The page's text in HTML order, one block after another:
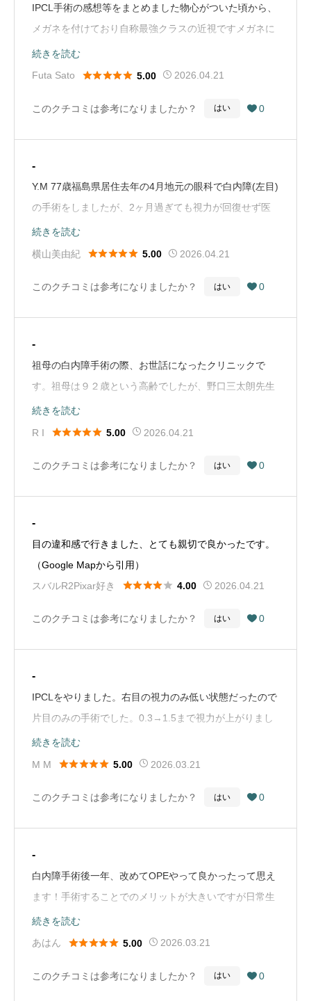
ある「Tecnis PureSee」と比べても、実臨床の結果では
Vivityの方が中間距離の焦点の幅がやや厚く手元の見え方
も若干優位であること、また、既に豊富な症例の蓄積に
より安心かつ確実性が高いことを学びました。さらに、
眼である左目に対して1.0Dのミニモノビジョンの設定を
白内障による視力の低下にストレスを感じていたことが
嘘のようでした。（∞～）5m～40㎝程度まで実用の視力
が出ているように感じています。手元に関しては、40㎝
程度の位置でスマホを見ることは可能ですか、文庫本の
メガネをかけ続けてきたのですからメガネかけることは
「アシストレンズ」によるメガネを検討しているところ
です。また、車の運転に関しては、遠方の見え方に若干
くなる期間を最小限にとどめるための最善の提案をして
生活においては完全に裸眼での生活が可能となったこと
をとても嬉しく感じています。ありがとうございまし
た。（Google Mapから引用）
す。いろいろ、ありがとうございました。（Google
IPCL手術の感想等をまとめました物心がついた頃から、
メガネを付けており自称最強クラスの近視ですメガネに
煩わしさを感じており手術を決断しましたIPCLのレンズ
は受注生産との事なので、急いでいる方は注意が必要で
に丁寧な対応でした手術は片目約10分ほどで、痛みもな
ICLを検討中の方に非常におすすめです！！追記です！
術後の検査で両目1.5も見えるようになっていました！！
（Google Mapから引用）
続きを読む
Futa Sato
 5.00 2026.04.21
このクチコミは参考になりましたか？ はい  0
-
Y.M 77歳福島県居住去年の4月地元の眼科で白内障(左目)
の手術をしましたが、2ヶ月過ぎても視力が回復せず医
師に症状を伝えましたが、目薬で様子を見ましょうと言
われ、そのまま回復せず過ぎ、やっと今年の1月に3軒の
ックに決め保険診療で3月5日に、三太朗先生に手術をし
える事に驚き、感激しました。三太朗先生も満面の笑顔
でに回復しました。三太朗先生には感謝・感謝です。本
当に有り難う御座いました。（Google Mapから引用）
続きを読む
横山美由紀
 5.00 2026.04.21
このクチコミは参考になりましたか？ はい  0
-
祖母の白内障手術の際、お世話になったクリニックで
す。祖母は９２歳という高齢でしたが、野口三太朗先生
にお世話になり、親身かつ丁寧で、白内障手術（多焦点
眼内レンズ）も問題なく対応していただけました。術
が、亡くなる前に視力を回復させてあげられて、良かっ
続きを読む
R I
 5.00 2026.04.21
このクチコミは参考になりましたか？ はい  0
-
目の違和感で行きました、とても親切で良かったです。
（Google Mapから引用）
スバルR2Pixar好き
 4.00 2026.04.21
このクチコミは参考になりましたか？ はい  0
-
IPCLをやりました。右目の視力のみ低い状態だったので
片目のみの手術でした。0.3→1.5まで視力が上がりまし
た。手術は痛みなどなく術後もなにも問題はありません
でした。マイナス点を搾り出すとすれば手術から一週間
ないですが、コンタクトやメガネなども今後必要ないの
続きを読む
M M
 5.00 2026.03.21
このクチコミは参考になりましたか？ はい  0
-
白内障手術後一年、改めてOPEやって良かったって思え
ます！手術することでのメリットが大きいですが日常生
活でのデメリットも許容範囲です！工夫すれば日常に支
障ない。それくらい快適ですし、やって良かったって思
間を要するは、立地条件の良さもあるなか、妾をすがる
続きを読む
あはん
 5.00 2026.03.21
このクチコミは参考になりましたか？ はい  0